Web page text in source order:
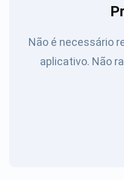
Não é necessário
aplicativo. Não